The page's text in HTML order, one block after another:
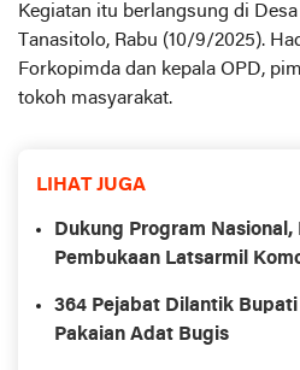
Kegiatan itu berlangsung di
Tanasitolo, Rabu (10/9/2025).
Forkopimda dan kepala OPD,
tokoh masyarakat.
LIHAT JUGA
Dukung Program
Pembukaan Latsarmil
364 Pejabat Dilantik
Pakaian Adat Bugis